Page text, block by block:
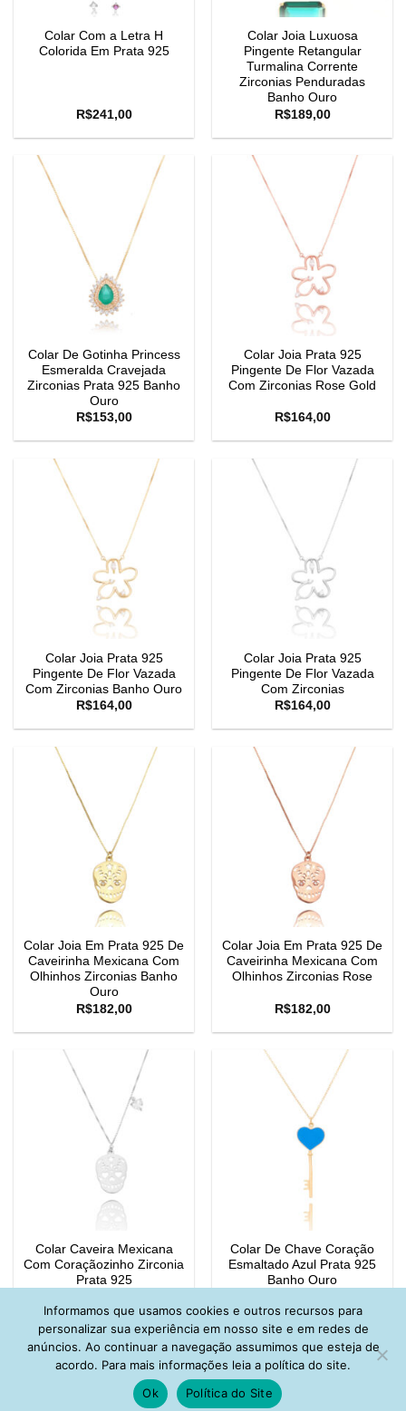
Colar Com a Letra H
Colorida Em Prata 925
R$241,00
Colar Joia Luxuosa
Pingente Retangular
Turmalina Corrente
Zirconias Penduradas
Banho Ouro
R$189,00
Colar De Gotinha Princess
Esmeralda Cravejada
Zirconias Prata 925 Banho
Ouro
R$153,00
Colar Joia Prata 925
Pingente De Flor Vazada
Com Zirconias Rose Gold
R$164,00
Colar Joia Prata 925
Pingente De Flor Vazada
Com Zirconias Banho Ouro
R$164,00
Colar Joia Prata 925
Pingente De Flor Vazada
Com Zirconias
R$164,00
Colar Joia Em Prata 925 De
Caveirinha Mexicana Com
Olhinhos Zirconias Banho
Ouro
R$182,00
Colar Joia Em Prata 925 De
Caveirinha Mexicana Com
Olhinhos Zirconias Rose
R$182,00
Colar Caveira Mexicana
Com Coraçãozinho Zirconia
Prata 925
Colar De Chave Coração
Esmaltado Azul Prata 925
Banho Ouro
Informamos que usamos cookies e outros recursos para
personalizar sua experiência em nosso site e em redes de
anúncios. Ao continuar a navegação assumimos que esteja de
acordo. Para mais informações leia a política do site.
Ok
Política do Site